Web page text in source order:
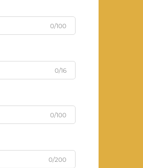
0/100
0/16
0/100
0/200